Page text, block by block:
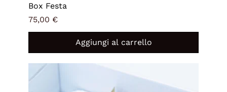
Box Festa
Prezzo
75,00 €
Aggiungi al carrello